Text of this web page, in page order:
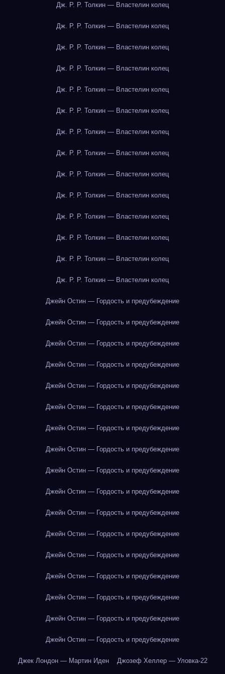
Дж. Р. Р. Толкин — Властелин колец
Дж. Р. Р. Толкин — Властелин колец
Дж. Р. Р. Толкин — Властелин колец
Дж. Р. Р. Толкин — Властелин колец
Дж. Р. Р. Толкин — Властелин колец
Дж. Р. Р. Толкин — Властелин колец
Дж. Р. Р. Толкин — Властелин колец
Дж. Р. Р. Толкин — Властелин колец
Дж. Р. Р. Толкин — Властелин колец
Дж. Р. Р. Толкин — Властелин колец
Дж. Р. Р. Толкин — Властелин колец
Дж. Р. Р. Толкин — Властелин колец
Дж. Р. Р. Толкин — Властелин колец
Дж. Р. Р. Толкин — Властелин колец
Джейн Остин — Гордость и предубеждение
Джейн Остин — Гордость и предубеждение
Джейн Остин — Гордость и предубеждение
Джейн Остин — Гордость и предубеждение
Джейн Остин — Гордость и предубеждение
Джейн Остин — Гордость и предубеждение
Джейн Остин — Гордость и предубеждение
Джейн Остин — Гордость и предубеждение
Джейн Остин — Гордость и предубеждение
Джейн Остин — Гордость и предубеждение
Джейн Остин — Гордость и предубеждение
Джейн Остин — Гордость и предубеждение
Джейн Остин — Гордость и предубеждение
Джейн Остин — Гордость и предубеждение
Джейн Остин — Гордость и предубеждение
Джейн Остин — Гордость и предубеждение
Джейн Остин — Гордость и предубеждение
Джек Лондон — Мартин Иден Джозеф Хеллер — Уловка-22